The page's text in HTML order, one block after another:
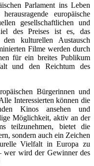
Parlament ins Leben
europäische
gesellschaftlichen und
des Preises ist es, das
kulturellen Austausch
Filme werden durch
für ein breites Publikum
und den Reichtum des
Bürgerinnen und
Interessierten können die
Kinos ansehen und
Möglichkeit, aktiv an der
teilzunehmen, bietet die
sondern auch ein Zeichen
Vielfalt in Europa zu
wer wird der Gewinner des